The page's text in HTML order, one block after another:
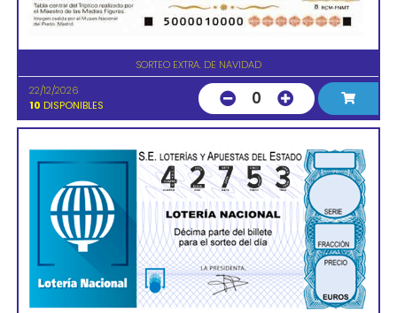
SORTEO EXTRA. DE NAVIDAD
22/12/2026
10 DISPONIBLES 0